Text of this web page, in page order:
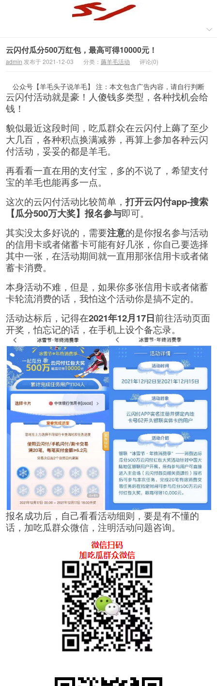
云闪付瓜分500万红包，最高可得10000元！
admin 发布于 2021-12-03 分类： 薅羊毛活动 评论(0)
公众号【羊毛头子说羊毛】 注：本文包含广告内容，请自行判断
云闪付活动就是豪！人傻钱多类型，各种找机会给
钱！
貌似最近这段时间，吃瓜群众在云闪付上薅了至少
大几百，各种积点换满减券，再算上参加各种云闪
付活动，妥妥的都是羊毛。
再看看一直在用的支付宝，多的不说了，希望支付
宝的羊毛也能再多一点。
这次的云闪付活动比较简单，打开云闪付app-搜索
【瓜分500万大奖】报名参与即可。
其实没太多好说的，需要注意的是你报名参与活动
的信用卡或者储蓄卡可能有好几张，你自己要选择
其中一张，在活动期间就一直用那张信用卡或者储
蓄卡消费。
本身活动不难，但是，如果你多张信用卡或者储蓄
卡轮流消费的话，我怕这个活动你是搞不定的。
活动达标后，记得在2021年12月17日前往活动页面
开奖，怕忘记的话，在手机上设个备忘录。
报名成功后，自己看看活动细则，要是有不懂的
话，加吃瓜群众微信，注明活动问题咨询。